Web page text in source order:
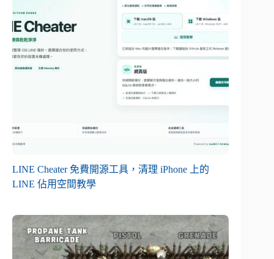
LINE Cheater 免費開源工具，清理 iPhone 上的
LINE 佔用空間教學